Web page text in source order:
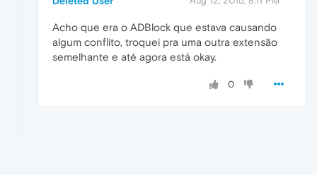
Acho que era o ADBlock que estava causando
algum conflito, troquei pra uma outra extensão
semelhante e até agora está okay.
0